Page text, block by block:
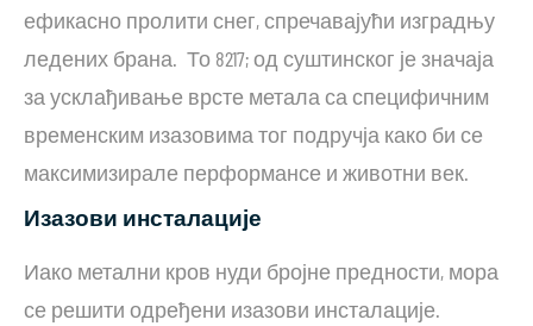
ефикасно пролити снег, спречавајући изградњу
ледених брана. То 8217; од суштинског је значаја
за усклађивање врсте метала са специфичним
временским изазовима тог подручја како би се
максимизирале перформансе и животни век.
Изазови инсталације
Иако метални кров нуди бројне предности, мора
се решити одређени изазови инсталације.